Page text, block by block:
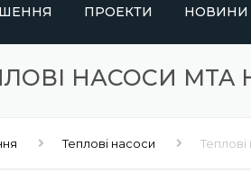
J.A. BECKER & SÖHNE
ПРОЕКТИ НОВИНИ
НАСОСИ MTA
Теплові насоси